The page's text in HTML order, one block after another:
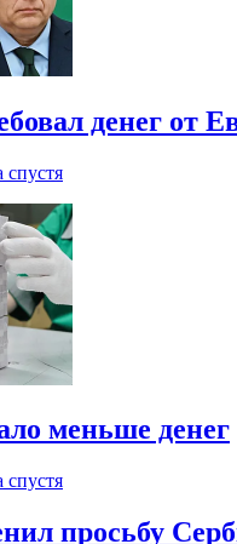
денег от
спустя
меньше денег
спустя
просьбу